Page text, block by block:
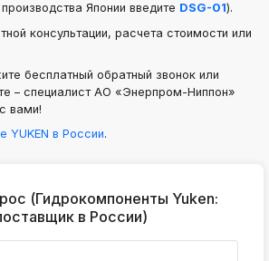
Японии введите DSG-01).
консультации, расчета стоимости или
бесплатный обратный звонок или
– специалист АО «Энерпром-Ниппон»
вами!
YUKEN в России.
(Гидрокомпоненты Yuken:
в России)